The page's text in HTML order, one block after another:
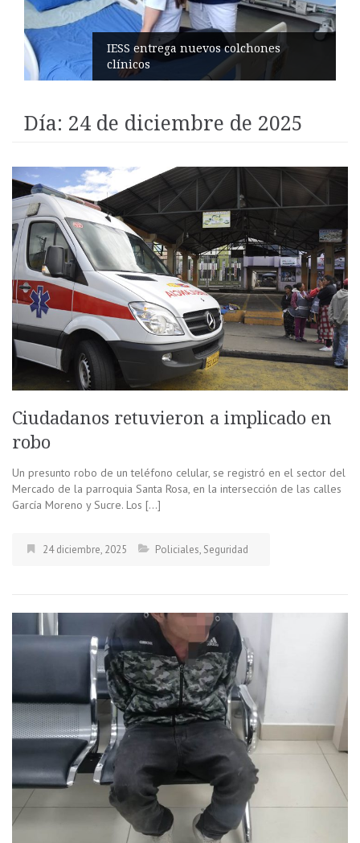
Candidatas nacionales visitan la
ciudad
Día: 24 de diciembre de 2025
Ciudadanos retuvieron a implicado en
robo
Un presunto robo de un teléfono celular, se registró en el sector del
Mercado de la parroquia Santa Rosa, en la intersección de las calles
García Moreno y Sucre. Los […]
24 diciembre, 2025 Policiales, Seguridad